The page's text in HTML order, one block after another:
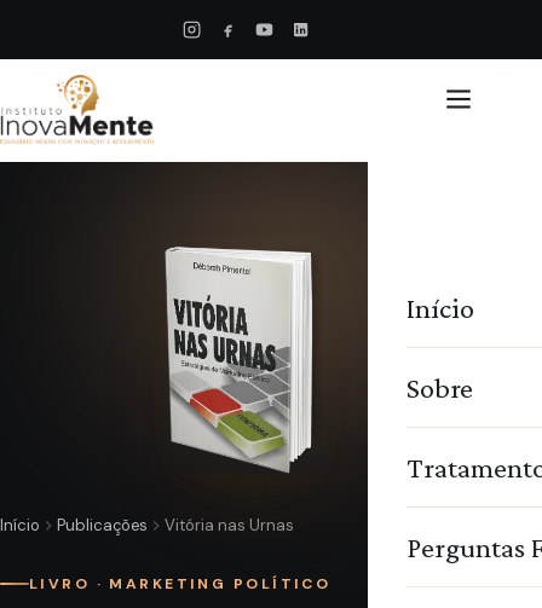
Início
Sobre
Perguntas
Início Publicações Vitória nas Urnas
LIVRO · MARKETING POLÍTICO